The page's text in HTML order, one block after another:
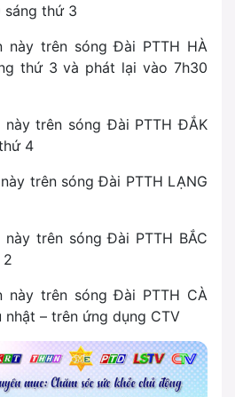
sáng thứ 3
này trên sóng Đài PTTH HÀ
thứ 3 và phát lại vào 7h30
này trên sóng Đài PTTH ĐẮK
4
trên sóng Đài PTTH LẠNG
trên sóng Đài PTTH BẮC
2
này trên sóng Đài PTTH CÀ
nhật – trên ứng dụng CTV